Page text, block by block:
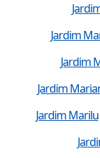
Jardim
Jardim
Jardim
Jardim Marilu